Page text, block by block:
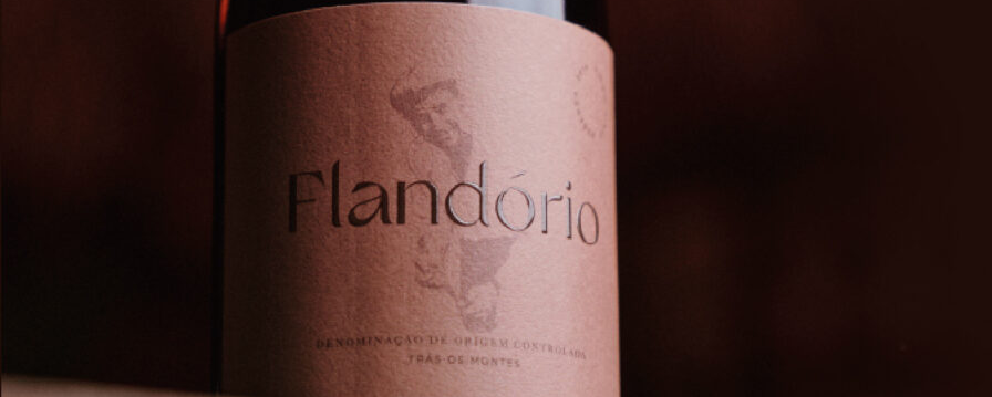
und Soundeffekten auswählen. Dieses Freilauf-Spinner-Generatorsystem wurde im Hinblick bei höchste
entwickelt. Klicken Sie im or her” “Menü des Wheel-Panels bei „Hinzufügen“, um unterschiedliche Wheels zu
erstellen. Verwenden Sie „Bearbeiten“ im Panel-Menü, o Ihre Einstellungen für jedes Rad über verfeinern.”
Wenn Sie die Option „Segment ausblenden“ auswählen, können Sie das ausgewählte Segment
Ja, Sie können unseren Spin-the-Wheel-Generator in Einem Klassenzimmer für wichtige Zwecke verwenden.
Nachdem das Rad Ihnen die Ergebnisse des Drehs angezeigt hat, können Sie das ausgewählte Part
ausblenden und entfernen.
Hier finden Sie eine detaillierte Schritt-für-Schritt-Anleitung zur Verwendung dieses Spinnerrads.
Um das Lista wirklich zu Ihrem zu machen, können Sie auch living room oben angezeigten Ansehen und die
Beschreibung ändern. Sie können den Namen ebenso die Beschreibung thus ändern, dass sie den Zweck
widerspiegeln, für den Sie das Zufallsrad gebrauchen, sodass auch weitere, die es zersetzen, eine Idee davon
bekommen. Sobald Sie die Anpassungen vorgenommen haben, können Sie das Glücksrad drehen, indem Sie
anspruchslos auf die Schaltfläche in Mitte klicken oder” “pass away Tastenkombination STRG + Eingabe
Bedenken Sie vor allem, dass alle Information, die Sie within das Tool einreichen, sicher bleiben. Sie können